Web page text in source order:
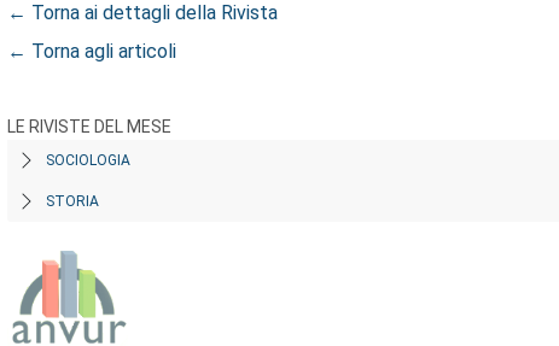
← Torna ai dettagli della Rivista
← Torna agli articoli
LE RIVISTE DEL MESE
SOCIOLOGIA
STORIA